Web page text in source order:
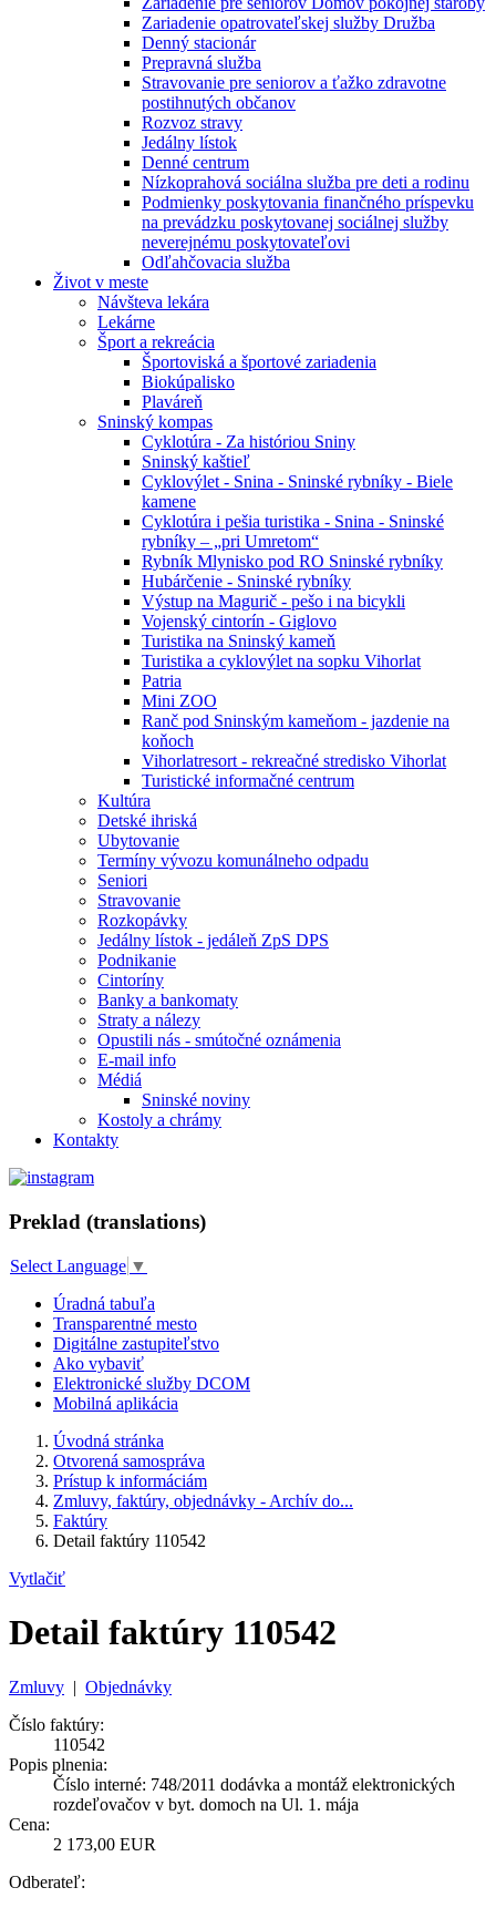
Zariadenie opatrovateľskej služby Družba
Denný stacionár
Prepravná služba
Stravovanie pre seniorov a ťažko zdravotne
postihnutých občanov
Rozvoz stravy
Jedálny lístok
Denné centrum
Nízkoprahová sociálna služba pre deti a rodinu
Podmienky poskytovania finančného príspevku
na prevádzku poskytovanej sociálnej služby
neverejnému poskytovateľovi
Odľahčovacia služba
Život v meste
Návšteva lekára
Lekárne
Šport a rekreácia
Športoviská a športové zariadenia
Biokúpalisko
Plaváreň
Sninský kompas
Cyklotúra - Za históriou Sniny
Sninský kaštieľ
Cyklovýlet - Snina - Sninské rybníky - Biele
kamene
Cyklotúra i pešia turistika - Snina - Sninské
rybníky – „pri Umretom“
Rybník Mlynisko pod RO Sninské rybníky
Hubárčenie - Sninské rybníky
Výstup na Magurič - pešo i na bicykli
Vojenský cintorín - Giglovo
Turistika na Sninský kameň
Turistika a cyklovýlet na sopku Vihorlat
Patria
Mini ZOO
Ranč pod Sninským kameňom - jazdenie na
koňoch
Vihorlatresort - rekreačné stredisko Vihorlat
Turistické informačné centrum
Kultúra
Detské ihriská
Ubytovanie
Termíny vývozu komunálneho odpadu
Seniori
Stravovanie
Rozkopávky
Jedálny lístok - jedáleň ZpS DPS
Podnikanie
Cintoríny
Banky a bankomaty
Straty a nálezy
Opustili nás - smútočné oznámenia
E-mail info
Médiá
Sninské noviny
Kostoly a chrámy
Kontakty
Preklad (translations)
Select Language ▼
Úradná tabuľa
Transparentné mesto
Digitálne zastupiteľstvo
Ako vybaviť
Elektronické služby DCOM
Mobilná aplikácia
Úvodná stránka
Otvorená samospráva
Prístup k informáciám
Zmluvy, faktúry, objednávky - Archív do...
Faktúry
Detail faktúry 110542
Vytlačiť
Detail faktúry 110542
Zmluvy | Objednávky
Číslo faktúry:
110542
Popis plnenia:
Číslo interné: 748/2011 dodávka a montáž elektronických
rozdeľovačov v byt. domoch na Ul. 1. mája
Cena:
2 173,00 EUR
Odberateľ: